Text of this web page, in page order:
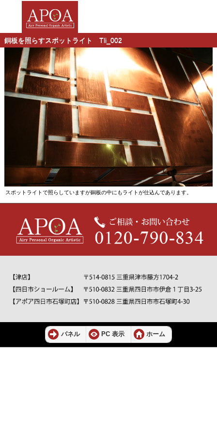
銅板を照らすスポットライト Tli_002
スポットライトで照らしていますが銅板の中にもライトが仕込んであります。
パネル PC 表示 ホーム